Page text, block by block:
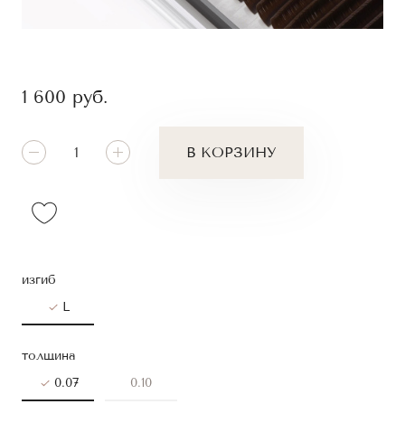
изгиб
L
толщина
0.07
0.10
1 600 руб.
В КОРЗИНУ